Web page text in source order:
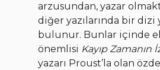
arzusundan, yazar
diğer yazılarında bir dizi
bulunur. Bunlar içinde
önemlisi Kayıp Zamanın
yazarı Proust’la olan